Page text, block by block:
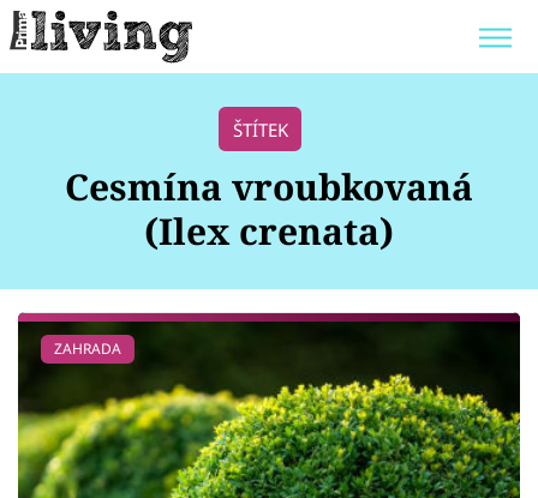
POKOJOVÉ KVĚTINY
ZAHRADA
Bydlení
Zahrada
Design
ŠTÍTEK
Cesmína vroubkovaná
(Ilex crenata)
ZAHRADA